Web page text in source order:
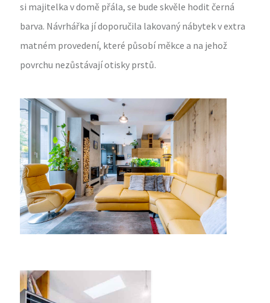
si majitelka v domě přála, se bude skvěle hodit černá
barva. Návrhářka jí doporučila lakovaný nábytek v extra
matném provedení, které působí měkce a na jehož
povrchu nezůstávají otisky prstů.